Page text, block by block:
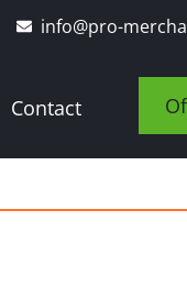
info@pro-
Contact